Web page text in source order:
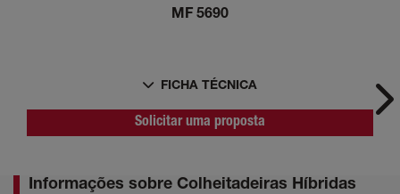
MF 5690
FICHA TÉCNICA
Solicitar uma proposta
Informações sobre Colheitadeiras Híbridas